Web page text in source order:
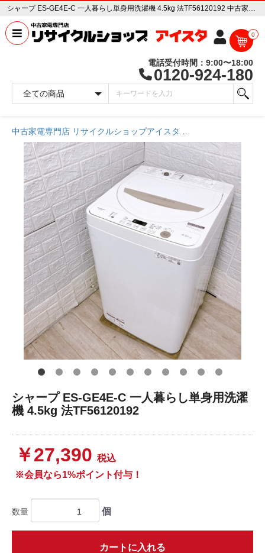
シャープ ES-GE4E-C 一人暮らし単身用洗濯機 4.5kg 法TF56120192 中古家電販売専門店 リサイクルショップ アイスタ
0
電話受付時間：9:00〜18:00
0120-924-180
中古家電専門店 リサイクルショップアイスタ
シャープ ES-GE4E-C 一人暮らし単身用洗濯
機 4.5kg 法TF56120192
￥27,390 税込
※会員なら1%ポイント付与！
数量 個
カートに入れる